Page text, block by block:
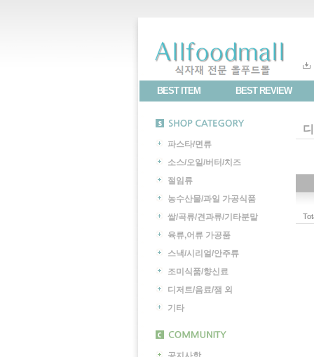
BEST ITEM BEST REVIEW
파스타/면류
소스/오일/버터/치즈
절임류
농수산물/과일 가공식품
쌀/곡류/견과류/기타분말
육류,어류 가공품
스낵/시리얼/안주류
조미식품/향신료
디저트/음료/잼 외
기타